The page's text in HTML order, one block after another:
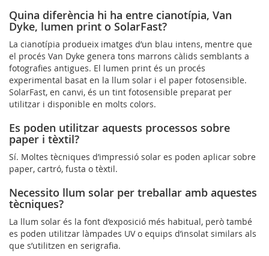
Quina diferència hi ha entre cianotípia, Van
Dyke, lumen print o SolarFast?
La cianotípia produeix imatges d’un blau intens, mentre que
el procés Van Dyke genera tons marrons càlids semblants a
fotografies antigues. El lumen print és un procés
experimental basat en la llum solar i el paper fotosensible.
SolarFast, en canvi, és un tint fotosensible preparat per
utilitzar i disponible en molts colors.
Es poden utilitzar aquests processos sobre
paper i tèxtil?
Sí. Moltes tècniques d’impressió solar es poden aplicar sobre
paper, cartró, fusta o tèxtil.
Necessito llum solar per treballar amb aquestes
tècniques?
La llum solar és la font d’exposició més habitual, però també
es poden utilitzar làmpades UV o equips d’insolat similars als
que s’utilitzen en serigrafia.